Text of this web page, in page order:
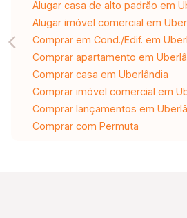
Alugar casa de alto padrão em
Alugar imóvel comercial em
Comprar em Cond./Edif. em
Comprar apartamento em
Comprar casa em Uberlândia
Comprar imóvel comercial em
Comprar lançamentos em
Comprar com Permuta